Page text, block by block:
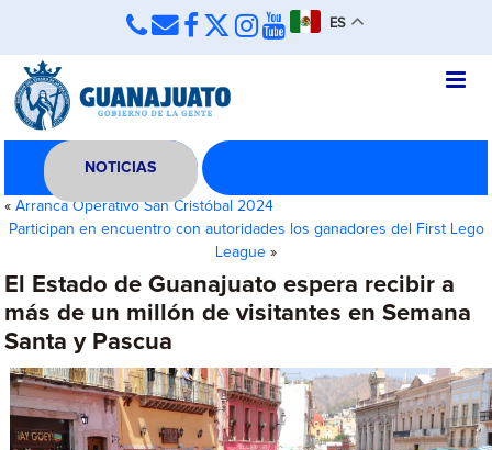
ES
NOTICIAS
«Arranca Operativo San Cristóbal 2024
Participan en encuentro con autoridades los ganadores del First Lego
League »
El Estado de Guanajuato espera recibir a
más de un millón de visitantes en Semana
Santa y Pascua